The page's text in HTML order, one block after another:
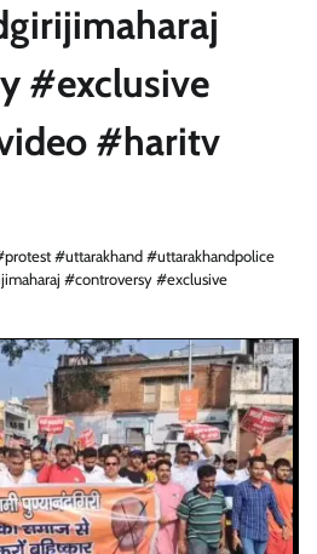
#exclusive
#haritv
#uttarakhand #uttarakhandpolice
#controversy #exclusive